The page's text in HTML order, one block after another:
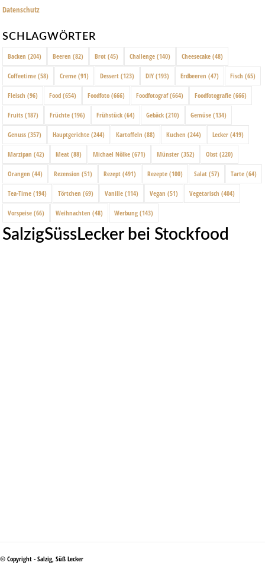
Datenschutz
SCHLAGWÖRTER
Backen (204) Beeren (82) Brot (45) Challenge (140) Cheesecake (48)
Coffeetime (58) Creme (91) Dessert (123) DIY (193) Erdbeeren (47) Fisch (65)
Fleisch (96) Food (654) Foodfoto (666) Foodfotograf(664) Foodfotografie (666)
Fruits (187) Früchte (196) Frühstück (64) Gebäck (210) Gemüse (134)
Genuss (357) Hauptgerichte (244) Kartoffeln (88) Kuchen (244) Lecker (419)
Marzipan (42) Meat (88) Michael Nölke (671) Münster (352) Obst (220)
Orangen (44) Rezension (51) Rezept (491) Rezepte (100) Salat (57) Tarte (64)
Tea-Time (194) Törtchen (69) Vanille (114) Vegan (51) Vegetarisch (404)
Vorspeise (66) Weihnachten (48) Werbung (143)
SalzigSüssLecker bei Stockfood
© Copyright - Salzig, Süß Lecker